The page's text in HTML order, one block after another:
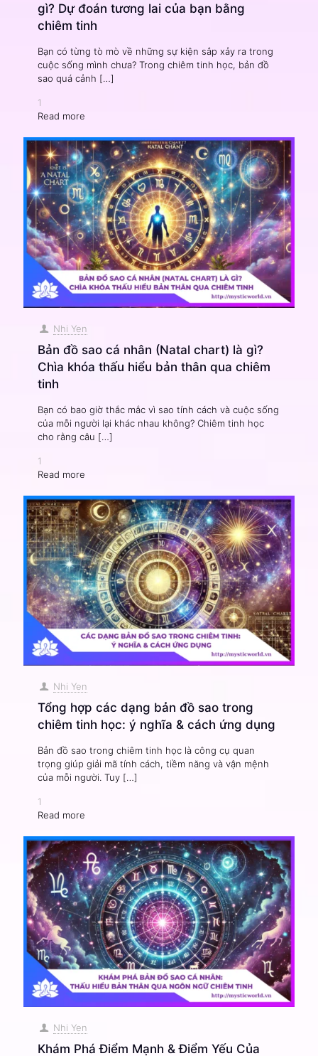
gì? Dự đoán tương lai của bạn bằng
chiêm tinh
Bạn có từng tò mò về những sự kiện sắp xảy ra trong
cuộc sống mình chưa? Trong chiêm tinh học, bản đồ
sao quá cảnh […]
1
Read more
Nhi Yen
Bản đồ sao cá nhân (Natal chart) là gì?
Chìa khóa thấu hiểu bản thân qua chiêm
tinh
Bạn có bao giờ thắc mắc vì sao tính cách và cuộc sống
của mỗi người lại khác nhau không? Chiêm tinh học
cho rằng câu […]
1
Read more
Nhi Yen
Tổng hợp các dạng bản đồ sao trong
chiêm tinh học: ý nghĩa & cách ứng dụng
Bản đồ sao trong chiêm tinh học là công cụ quan
trọng giúp giải mã tính cách, tiềm năng và vận mệnh
của mỗi người. Tuy […]
1
Read more
Nhi Yen
Khám Phá Điểm Mạnh & Điểm Yếu Của